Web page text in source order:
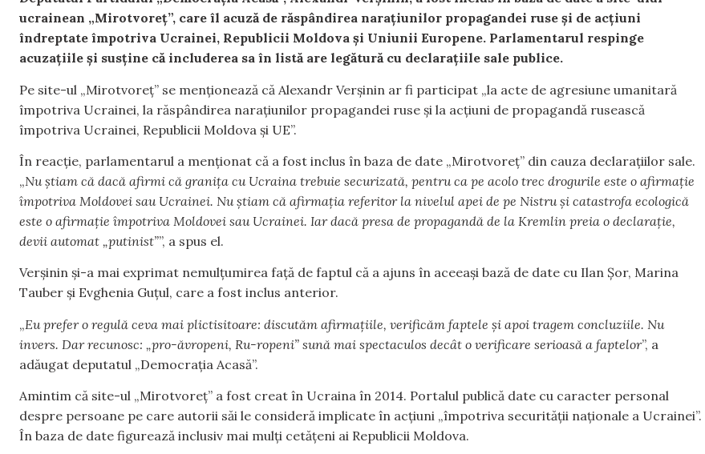
ucrainean „Mirotvoreț”, care îl acuză de răspândirea narațiunilor propagandei ruse și de acțiuni
îndreptate împotriva Ucrainei, Republicii Moldova și Uniunii Europene. Parlamentarul respinge
acuzațiile și susține că includerea sa în listă are legătură cu declarațiile sale publice.
Pe site-ul „Mirotvoreț” se menționează că Alexandr Verșinin ar fi participat „la acte de agresiune umanitară
împotriva Ucrainei, la răspândirea narațiunilor propagandei ruse și la acțiuni de propagandă rusească
împotriva Ucrainei, Republicii Moldova și UE”.
În reacție, parlamentarul a menționat că a fost inclus în baza de date „Mirotvoreț” din cauza declarațiilor sale.
„Nu știam că dacă afirmi că granița cu Ucraina trebuie securizată, pentru ca pe acolo trec drogurile este o afirmație
împotriva Moldovei sau Ucrainei. Nu știam că afirmația referitor la nivelul apei de pe Nistru și catastrofa ecologică
este o afirmație împotriva Moldovei sau Ucrainei. Iar dacă presa de propagandă de la Kremlin preia o declarație,
devii automat „putinist””, a spus el.
Verșinin și-a mai exprimat nemulțumirea față de faptul că a ajuns în aceeași bază de date cu Ilan Șor, Marina
Tauber și Evghenia Guțul, care a fost inclus anterior.
„Eu prefer o regulă ceva mai plictisitoare: discutăm afirmațiile, verificăm faptele și apoi tragem concluziile. Nu
invers. Dar recunosc: „pro-ăvropeni, Ru-ropeni” sună mai spectaculos decât o verificare serioasă a faptelor”, a
adăugat deputatul „Democrația Acasă”.
Amintim că site-ul „Mirotvoreț” a fost creat în Ucraina în 2014. Portalul publică date cu caracter personal
despre persoane pe care autorii săi le consideră implicate în acțiuni „împotriva securității naționale a Ucrainei”.
În baza de date figurează inclusiv mai mulți cetățeni ai Republicii Moldova.